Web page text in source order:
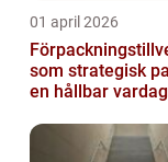
01 april 2026
som strategisk
en hållbar vardag